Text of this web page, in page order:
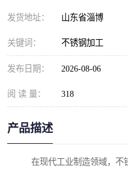
发货地址： 山东省淄博
关键词： 不锈钢加工
发布日期： 2026-08-06
阅 读 量： 318
产品描述
在现代工业制造领域，不